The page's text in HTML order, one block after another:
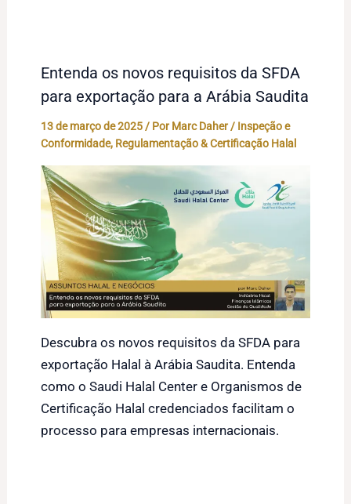
Entenda os novos requisitos da SFDA
para exportação para a Arábia Saudita
13 de março de 2025/ Por Marc Daher/ Inspeção e
Conformidade, Regulamentação & Certificação Halal
Descubra os novos requisitos da SFDA para
exportação Halal à Arábia Saudita. Entenda
como o Saudi Halal Center e Organismos de
Certificação Halal credenciados facilitam o
processo para empresas internacionais.